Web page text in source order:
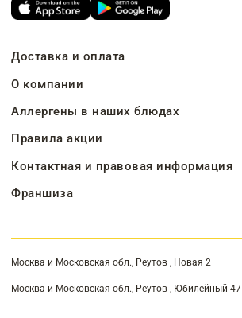
Доставка и оплата
О компании
Аллергены в наших блюдах
Правила акции
Контактная и правовая информация
Франшиза
Москва и Московская обл., Реутов , Новая 2
Москва и Московская обл., Реутов , Юбилейный 47